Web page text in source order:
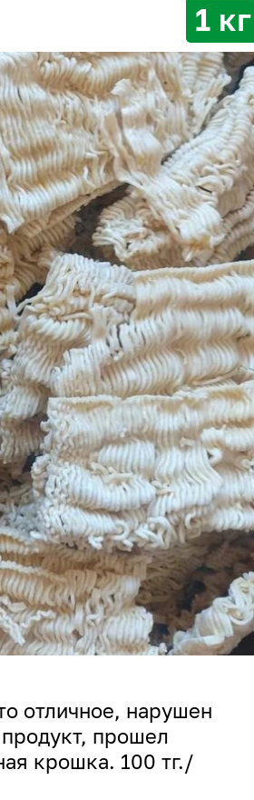
1 кг
отличное, нарушен
прошел
крошка. 100 тг./